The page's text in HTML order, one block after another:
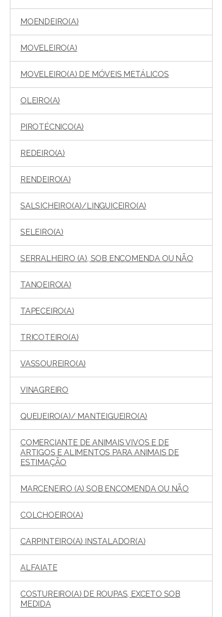
MOENDEIRO(A)
MOVELEIRO(A)
MOVELEIRO(A) DE MÓVEIS METÁLICOS
OLEIRO(A)
PIROTÉCNICO(A)
REDEIRO(A)
RENDEIRO(A)
SALSICHEIRO(A)/LINGUICEIRO(A)
SELEIRO(A)
SERRALHEIRO (A), SOB ENCOMENDA OU NÃO
TANOEIRO(A)
TAPECEIRO(A)
TRICOTEIRO(A)
VASSOUREIRO(A)
VINAGREIRO
QUEIJEIRO(A)/ MANTEIGUEIRO(A)
COMERCIANTE DE ANIMAIS VIVOS E DE
ARTIGOS E ALIMENTOS PARA ANIMAIS DE
ESTIMAÇÃO
MARCENEIRO (A) SOB ENCOMENDA OU NÃO
COLCHOEIRO(A)
CARPINTEIRO(A) INSTALADOR(A)
ALFAIATE
COSTUREIRO(A) DE ROUPAS, EXCETO SOB
MEDIDA